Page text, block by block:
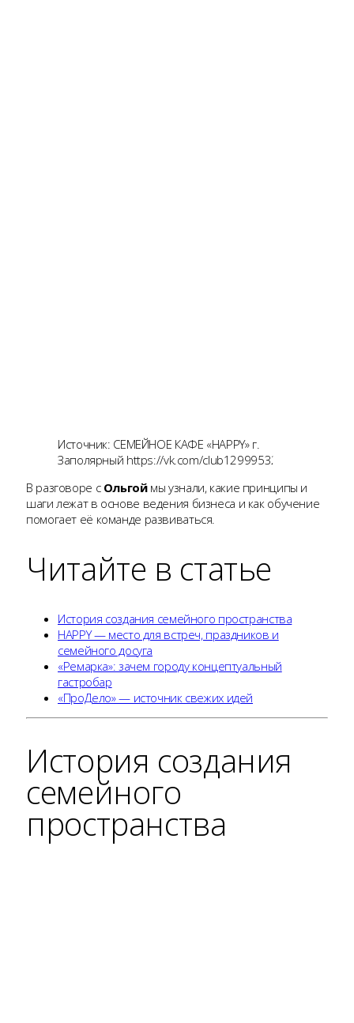
Источник: СЕМЕЙНОЕ КАФЕ «HAPPY» г.
Заполярный https://vk.com/club129995329
В разговоре с Ольгоймы узнали, какие принципы и
шаги лежат в основе ведения бизнеса и как обучение
помогает её команде развиваться.
Читайте в статье
История создания семейного пространства
HAPPY — место для встреч, праздников и
семейного досуга
«Ремарка»: зачем городу концептуальный
гастробар
«ПроДело» — источник свежих идей
История создания
семейного
пространства